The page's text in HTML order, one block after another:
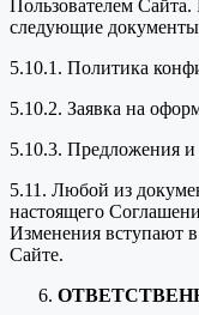
Пользователем
следующие
5.10.1. Политика
5.10.2. Заявка на
5.10.3. Предложения и
5.11. Любой из
настоящего
Изменения вступают
Сайте.